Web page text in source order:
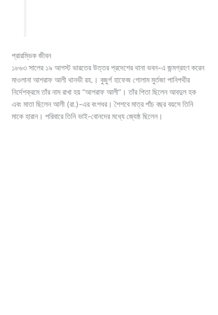
প্রারম্ভিক জীবন
১৮৬৩ সালের ১৯ আগস্ট ভারতের উত্তর প্রদেশের থানা ভবন-এ জন্মগ্রহণ করেন
মাওলানা আশরাফ আলী থানভী রহ.। বুজুর্গ হাফেজ গোলাম মুর্তজা পানিপথীর
নির্দেশক্রমে তাঁর নাম রাখা হয় “আশরাফ আলী”। তাঁর পিতা ছিলেন আবদুল হক
এবং মাতা ছিলেন আলী (রা.)-এর বংশধর। শৈশবে মাত্র পাঁচ বছর বয়সে তিনি
মাকে হারান। পরিবারে তিনি ভাই-বোনদের মধ্যে জ্যেষ্ঠ ছিলেন।